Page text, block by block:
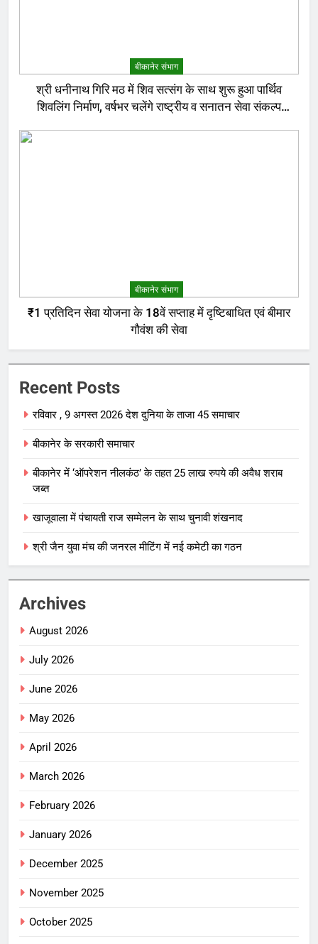
बीकानेर संभाग
श्री धनीनाथ गिरि मठ में शिव सत्संग के साथ शुरू हुआ पार्थिव
शिवलिंग निर्माण, वर्षभर चलेंगे राष्ट्रीय व सनातन सेवा संकल्प
बीकानेर संभाग
₹1 प्रतिदिन सेवा योजना के 18वें सप्ताह में दृष्टिबाधित एवं बीमार
गौवंश की सेवा
Recent Posts
रविवार , 9 अगस्त 2026 देश दुनिया के ताजा 45 समाचार
बीकानेर के सरकारी समाचार
बीकानेर में ‘ऑपरेशन नीलकंठ’ के तहत 25 लाख रुपये की अवैध शराब
जब्त
खाजूवाला में पंचायती राज सम्मेलन के साथ चुनावी शंखनाद
श्री जैन युवा मंच की जनरल मीटिंग में नई कमेटी का गठन
Archives
August 2026
July 2026
June 2026
May 2026
April 2026
March 2026
February 2026
January 2026
December 2025
November 2025
October 2025